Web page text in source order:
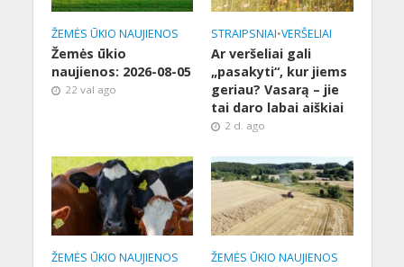
ŽEMĖS ŪKIO NAUJIENOS
Žemės ūkio
naujienos: 2026-08-05
22 val ago
STRAIPSNIAI•VERŠELIAI
Ar veršeliai gali
„pasakyti“, kur jiems
geriau? Vasarą – jie
tai daro labai aiškiai
2 d. ago
ŽEMĖS ŪKIO NAUJIENOS ŽEMĖS ŪKIO NAUJIENOS